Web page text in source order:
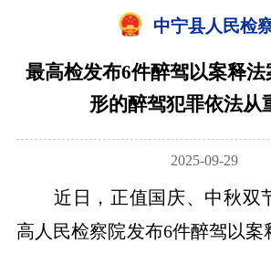
中宁县人民检
最高检发布6件醉驾以案释
形的醉驾犯罪依法从
2025-09-29
近日，正值国庆、中秋双
高人民检察院发布6件醉驾以案